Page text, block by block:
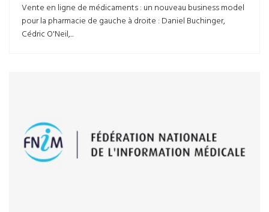
Vente en ligne de médicaments : un nouveau business model
pour la pharmacie de gauche à droite : Daniel Buchinger,
Cédric O'Neil,...